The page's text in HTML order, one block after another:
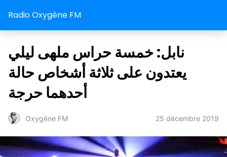
Radio Oxygène FM
نابل: خمسة حراس ملهى ليلي
يعتدون على ثلاثة أشخاص حالة
أحدهما حرجة
Oxygène FM 25 décembre 2019